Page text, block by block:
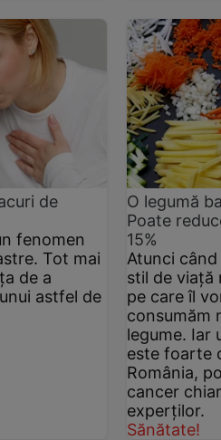
de
fenomen
Tot mai
de a
astfel de
O legumă
Poate
15%
Atunci
stil de viață
pe care îl
consumăm
legume. Iar
este foarte
România,
cancer
experților.
Sănătate!